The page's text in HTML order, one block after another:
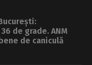
de grade. ANM
de caniculă